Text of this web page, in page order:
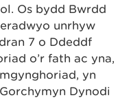
Os bydd Bwrdd
unrhyw
7 o Ddeddf
o’r fath ac yna,
yn
Dynodi